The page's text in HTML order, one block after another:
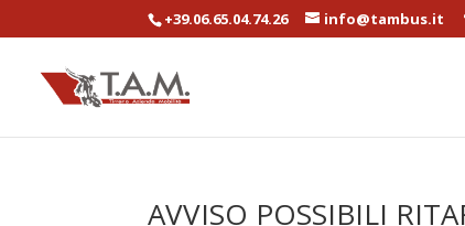
+39.06.65.04.74.26 info@tambus.it
AVVISO POSSIBILI